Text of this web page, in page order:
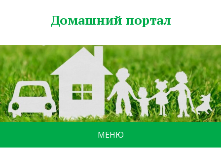
Домашний портал
МЕНЮ